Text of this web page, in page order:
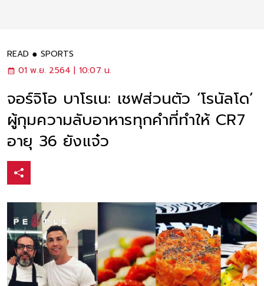
READ
SPORTS
01 พ.ย. 2564 | 10:07 น.
จอร์จิโอ บาโรเน: เชฟส่วนตัว ‘โรนัลโด’
ผู้กุมความลับอาหารทุกคำที่ทำให้ CR7
อายุ 36 ยังแจ๋ว